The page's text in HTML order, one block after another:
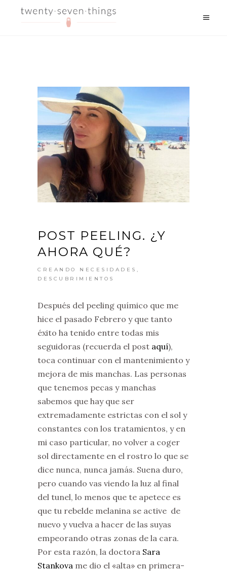
POST PEELING. ¿Y
AHORA QUÉ?
CREANDO NECESIDADES ,
DESCUBRIMIENTOS
Después del peeling químico que me
hice el pasado Febrero y que tanto
éxito ha tenido entre todas mis
seguidoras (recuerda el post aquí),
toca continuar con el mantenimiento y
mejora de mis manchas. Las personas
que tenemos pecas y manchas
sabemos que hay que ser
extremadamente estrictas con el sol y
constantes con los tratamientos, y en
mi caso particular, no volver a coger
sol directamente en el rostro lo que se
dice nunca, nunca jamás. Suena duro,
pero cuando vas viendo la luz al final
del tunel, lo menos que te apetece es
que tu rebelde melanina se active de
nuevo y vuelva a hacer de las suyas
empeorando otras zonas de la cara.
Por esta razón, la doctora Sara
Stankova me dio el «alta» en primera-